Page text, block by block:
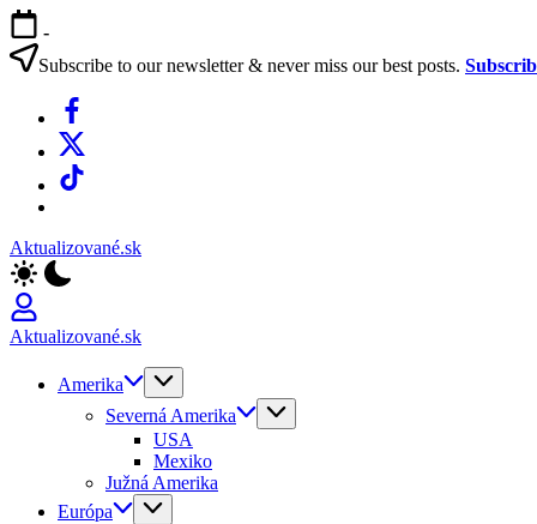
Skip
to
content
-
Subscribe to our newsletter & never miss our best posts.
Facebook
X
TikTok
Aktualizované.sk
Aktualizované.sk
Amerika
Severná Amerika
USA
Mexiko
Južná Amerika
Európa